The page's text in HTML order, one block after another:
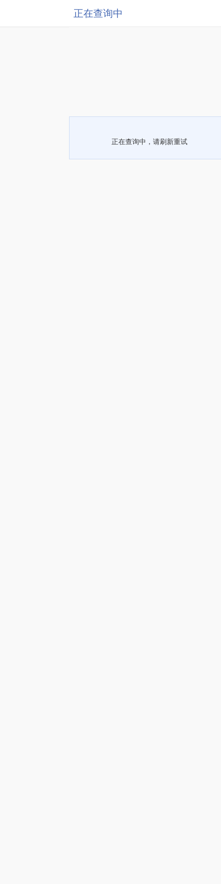
正在查询中
正在查询中，请刷新重试